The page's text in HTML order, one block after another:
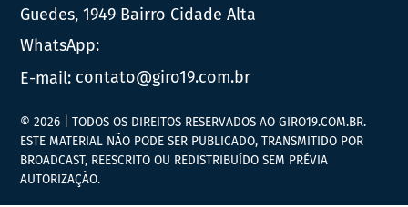
Guedes, 1949 Bairro Cidade Alta
WhatsApp:
E-mail: contato@giro19.com.br
© 2026 | TODOS OS DIREITOS RESERVADOS AO GIRO19.COM.BR.
ESTE MATERIAL NÃO PODE SER PUBLICADO, TRANSMITIDO POR
BROADCAST, REESCRITO OU REDISTRIBUÍDO SEM PRÉVIA
AUTORIZAÇÃO.